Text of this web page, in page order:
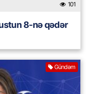
101
8-nə qədər
Gündəm